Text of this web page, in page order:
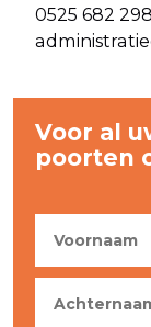
0525 682 298
Voor al
poorten